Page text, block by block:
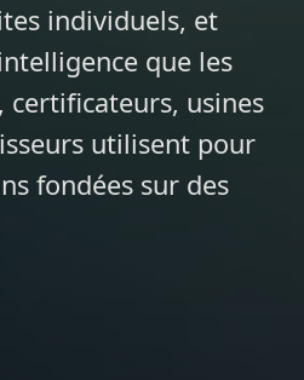
individuels, et
que les
certificateurs, usines
utilisent pour
fondées sur des